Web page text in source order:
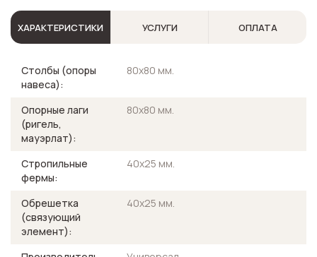
ХАРАКТЕРИСТИКИ УСЛУГИ ОПЛАТА
Столбы (опоры
навеса):
80х80 мм.
Опорные лаги
(ригель,
мауэрлат):
80х80 мм.
Стропильные
фермы:
40х25 мм.
Обрешетка
(связующий
элемент):
40х25 мм.